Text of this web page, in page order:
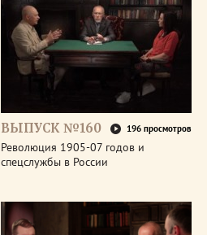
ВЫПУСК №160 196 просмотров
Революция 1905-07 годов и
спецслужбы в России